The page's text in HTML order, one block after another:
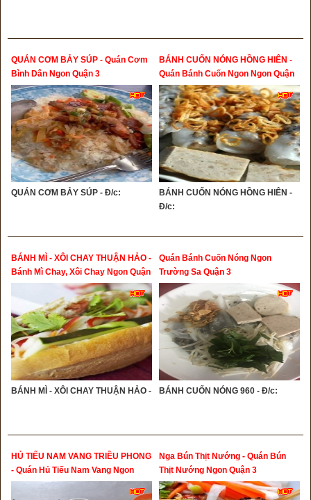
QUÁN CƠM BẢY SÚP - Quán Cơm
Bình Dân Ngon Quận 3
QUÁN CƠM BẢY SÚP - Đ/c:
BÁNH CUỐN NÓNG HỒNG HIÊN -
Quán Bánh Cuốn Ngon Ngon Quận
3
BÁNH CUỐN NÓNG HỒNG HIÊN -
Đ/c:
BÁNH MÌ - XÔI CHAY THUẬN HẢO -
Bánh Mì Chay, Xôi Chay Ngon Quận
3
BÁNH MÌ - XÔI CHAY THUẬN HẢO -
Quán Bánh Cuốn Nóng Ngon
Trường Sa Quận 3
BÁNH CUỐN NÓNG 960 - Đ/c:
HỦ TIẾU NAM VANG TRIỀU PHONG
- Quán Hủ Tiếu Nam Vang Ngon
Quận 3
Nga Bún Thịt Nướng - Quán Bún
Thịt Nướng Ngon Quận 3